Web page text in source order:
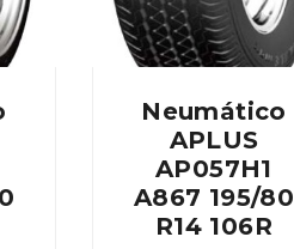
Neumático
APLUS
AP057H1
A867 195/80
R14 106R